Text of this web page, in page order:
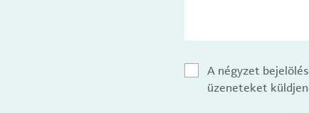
A négyzet
üzeneteket